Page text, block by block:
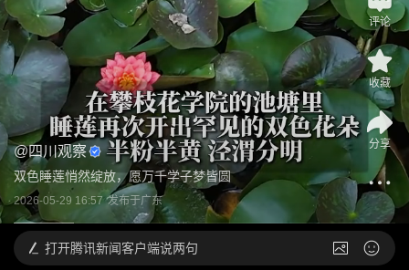
@四川观察
双色睡莲悄然绽放，愿万千学子梦皆圆
2026-05-29 16:57 发布于广东
评论
收藏
分享
打开腾讯新闻客户端说两句